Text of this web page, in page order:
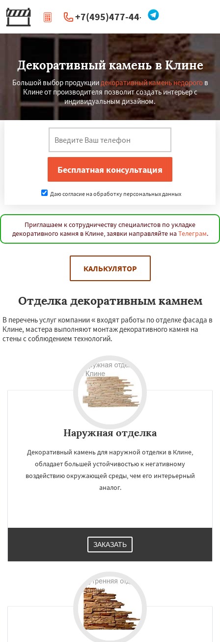
+7(495)477-44-66
| Перезвоните мне
Декоративный камень в Клине
Большой выбор продукциидекоративный камень недорогов
Клине от производителя позволит создать интерьер с
индивидуальным дизайном.
Даю согласие на обработку персональных данных
Приглашаем к сотрудничеству специалистов по укладке
декоративного камня в Клине, заявки направляйте на Телеграм.
КАЛЬКУЛЯТОР
Отделка декоративным камнем
В перечень услуг компании « входят работы по отделке фасада в
Клине, мастера выполняют монтаж декоративного камня на
стены с соблюдением технологий.
Наружная отделка
Декоративный камень для наружной отделки в Клине,
обладает большей устойчивостью к негативному
воздействию окружающей среды, чем его интерьерный
аналог.
ЗАКАЗАТЬ